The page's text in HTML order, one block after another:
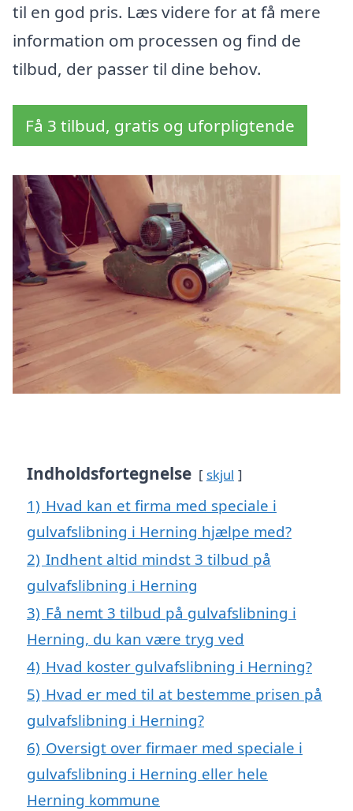
til en god pris. Læs videre for at få mere
information om processen og find de
tilbud, der passer til dine behov.
Få 3 tilbud, gratis og uforpligtende
Indholdsfortegnelse skjul
1) Hvad kan et firma med speciale i
gulvafslibning i Herning hjælpe med?
2) Indhent altid mindst 3 tilbud på
gulvafslibning i Herning
3) Få nemt 3 tilbud på gulvafslibning i
Herning, du kan være tryg ved
4) Hvad koster gulvafslibning i Herning?
5) Hvad er med til at bestemme prisen på
gulvafslibning i Herning?
6) Oversigt over firmaer med speciale i
gulvafslibning i Herning eller hele
Herning kommune